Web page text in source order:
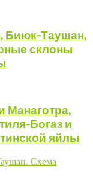
Биюк-Таушан,
склоны